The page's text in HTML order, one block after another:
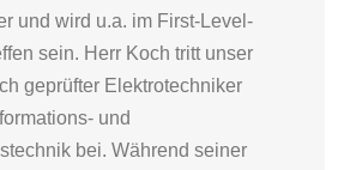
und wird u.a. im First-Level-
sein. Herr Koch tritt unser
geprüfter Elektrotechniker
und
bei. Während seiner